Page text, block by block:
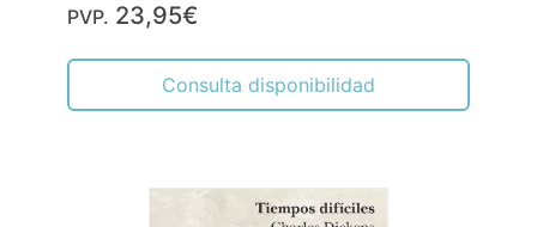
PVP. 23,95€
Consulta disponibilidad